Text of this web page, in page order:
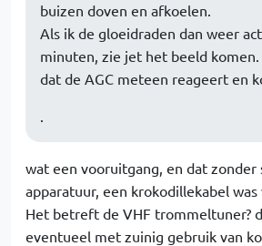
buizen doven en afkoelen.
Als ik de gloeidraden dan weer
minuten, zie jet het beeld
dat de AGC meteen reageert en
.
wat een vooruitgang, en dat zonder
apparatuur, een krokodillekabel
Het betreft de VHF trommeltuner?
eventueel met zuinig gebruik van